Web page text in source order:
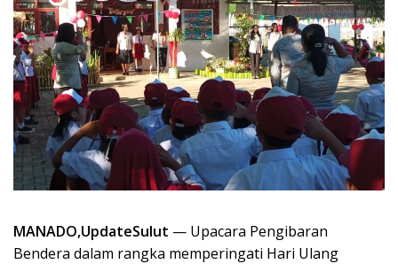
MANADO,UpdateSulut — Upacara Pengibaran
Bendera dalam rangka memperingati Hari Ulang